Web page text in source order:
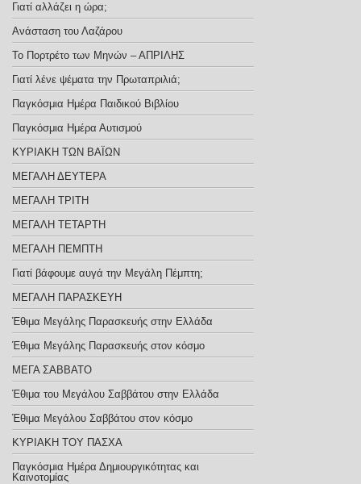
Γιατί αλλάζει η ώρα;
Ανάσταση του Λαζάρου
Το Πορτρέτο των Μηνών – ΑΠΡΙΛΗΣ
Γιατί λένε ψέματα την Πρωταπριλιά;
Παγκόσμια Ημέρα Παιδικού Βιβλίου
Παγκόσμια Ημέρα Αυτισμού
ΚΥΡΙΑΚΗ ΤΩΝ ΒΑΪΩΝ
ΜΕΓΑΛΗ ΔΕΥΤΕΡΑ
ΜΕΓΑΛΗ ΤΡΙΤΗ
ΜΕΓΑΛΗ ΤΕΤΑΡΤΗ
ΜΕΓΑΛΗ ΠΕΜΠΤΗ
Γιατί βάφουμε αυγά την Μεγάλη Πέμπτη;
ΜΕΓΑΛΗ ΠΑΡΑΣΚΕΥΗ
Έθιμα Μεγάλης Παρασκευής στην Ελλάδα
Έθιμα Μεγάλης Παρασκευής στον κόσμο
ΜΕΓΑ ΣΑΒΒΑΤΟ
Έθιμα του Μεγάλου Σαββάτου στην Ελλάδα
Έθιμα Μεγάλου Σαββάτου στον κόσμο
ΚΥΡΙΑΚΗ ΤΟΥ ΠΑΣΧΑ
Παγκόσμια Ημέρα Δημιουργικότητας και
Καινοτομίας